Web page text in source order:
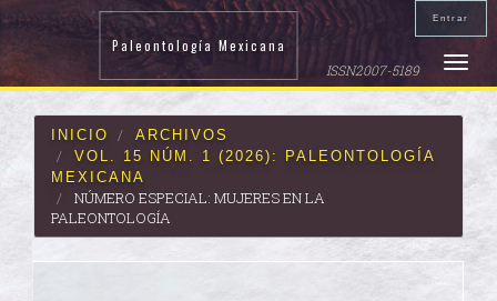
Navegación
principal
Contenido
principal
lateral
Entrar
Toggle
Paleontología Mexicana
ISSN2007-5189
INICIO
ARCHIVOS
VOL. 15 NÚM. 1 (2026): PALEONTOLOGÍA
MEXICANA
NÚMERO ESPECIAL: MUJERES EN LA
PALEONTOLOGÍA